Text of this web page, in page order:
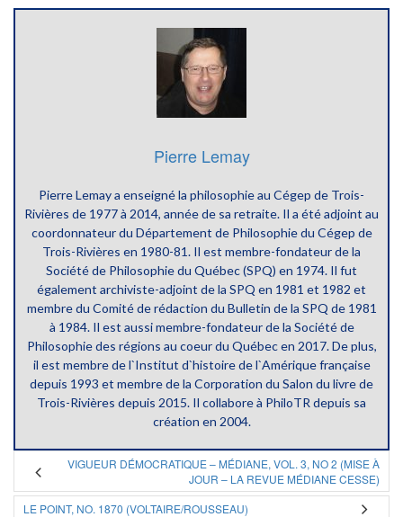
Pierre Lemay
Pierre Lemay a enseigné la philosophie au Cégep de Trois-
Rivières de 1977 à 2014, année de sa retraite. Il a été adjoint au
coordonnateur du Département de Philosophie du Cégep de
Trois-Rivières en 1980-81. Il est membre-fondateur de la
Société de Philosophie du Québec (SPQ) en 1974. Il fut
également archiviste-adjoint de la SPQ en 1981 et 1982 et
membre du Comité de rédaction du Bulletin de la SPQ de 1981
à 1984. Il est aussi membre-fondateur de la Société de
Philosophie des régions au coeur du Québec en 2017. De plus,
il est membre de l`Institut d`histoire de l`Amérique française
depuis 1993 et membre de la Corporation du Salon du livre de
Trois-Rivières depuis 2015. Il collabore à PhiloTR depuis sa
création en 2004.
VIGUEUR DÉMOCRATIQUE – MÉDIANE, VOL. 3, NO 2 (MISE À
JOUR – LA REVUE MÉDIANE CESSE)
LE POINT, NO. 1870 (VOLTAIRE/ROUSSEAU)